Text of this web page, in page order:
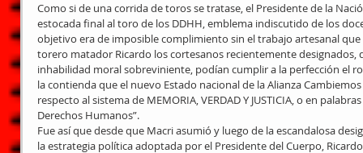
Como si de una corrida de toros se tratase, el Presidente de la
estocada final al toro de los DDHH, emblema indiscutido de los
objetivo era de imposible complimiento sin el trabajo artesanal
torero matador Ricardo los cortesanos recientemente
inhabilidad moral sobreviniente, podían cumplir a la perfección el
la contienda que el nuevo Estado nacional de la Alianza
respecto al sistema de MEMORIA, VERDAD Y JUSTICIA, o en
Derechos Humanos”.
Fue así que desde que Macri asumió y luego de la escandalosa
la estrategia política adoptada por el Presidente del Cuerpo,